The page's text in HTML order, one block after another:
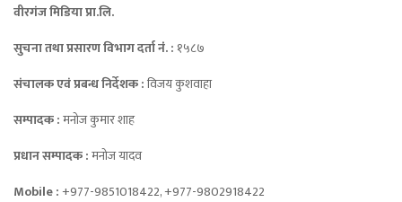
वीरगंज मिडिया प्रा.लि.
सुचना तथा प्रसारण विभाग दर्ता नंं. : १५८७
संचालक एवं प्रबन्ध निर्देशक :विजय कुशवाहा
सम्पादक :मनोज कुमार शाह
प्रधान सम्पादक :मनोज यादव
Mobile :+977-9851018422, +977-9802918422